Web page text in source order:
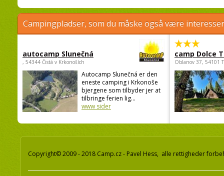
Campingpladser, som du måske også være
autocamp Slunečná
, 54344 Čistá v Krkonoších
Autocamp Slunečná er den
eneste camping i Krkonoše
bjergene som tilbyder jer at
tilbringe ferien lig...
www sider
camp Dolce
Oblanov 37, 54101
Copyright© 2009 - 2018 Camp.cz - Pavel Hess, alle rettigheder